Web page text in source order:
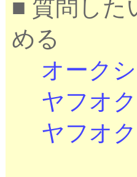
■ 質問した
める
オーク
ヤフオ
ヤフオ